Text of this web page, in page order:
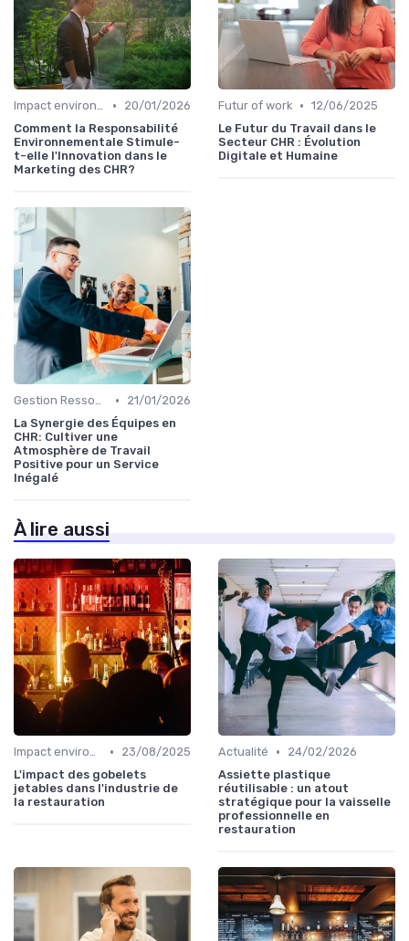
Impact environnemental •
20/01/2026
Comment la Responsabilité
Environnementale Stimule-
t-elle l'Innovation dans le
Marketing des CHR?
Futur of work • 12/06/2025
Le Futur du Travail dans le
Secteur CHR : Évolution
Digitale et Humaine
Gestion Ressources •
21/01/2026
La Synergie des Équipes en
CHR: Cultiver une
Atmosphère de Travail
Positive pour un Service
Inégalé
À lire aussi
Impact environnemental •
23/08/2025
L'impact des gobelets
jetables dans l'industrie de
la restauration
Actualité •
24/02/2026
Assiette plastique
réutilisable : un atout
stratégique pour la vaisselle
professionnelle en
restauration